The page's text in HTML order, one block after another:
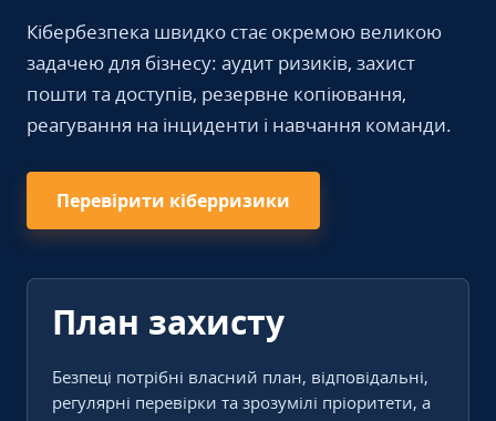
Кібербезпека швидко стає окремою великою
задачею для бізнесу: аудит ризиків, захист
пошти та доступів, резервне копіювання,
реагування на інциденти і навчання команди.
Перевірити кіберризики
План захисту
Безпеці потрібні власний план, відповідальні,
регулярні перевірки та зрозумілі пріоритети, а